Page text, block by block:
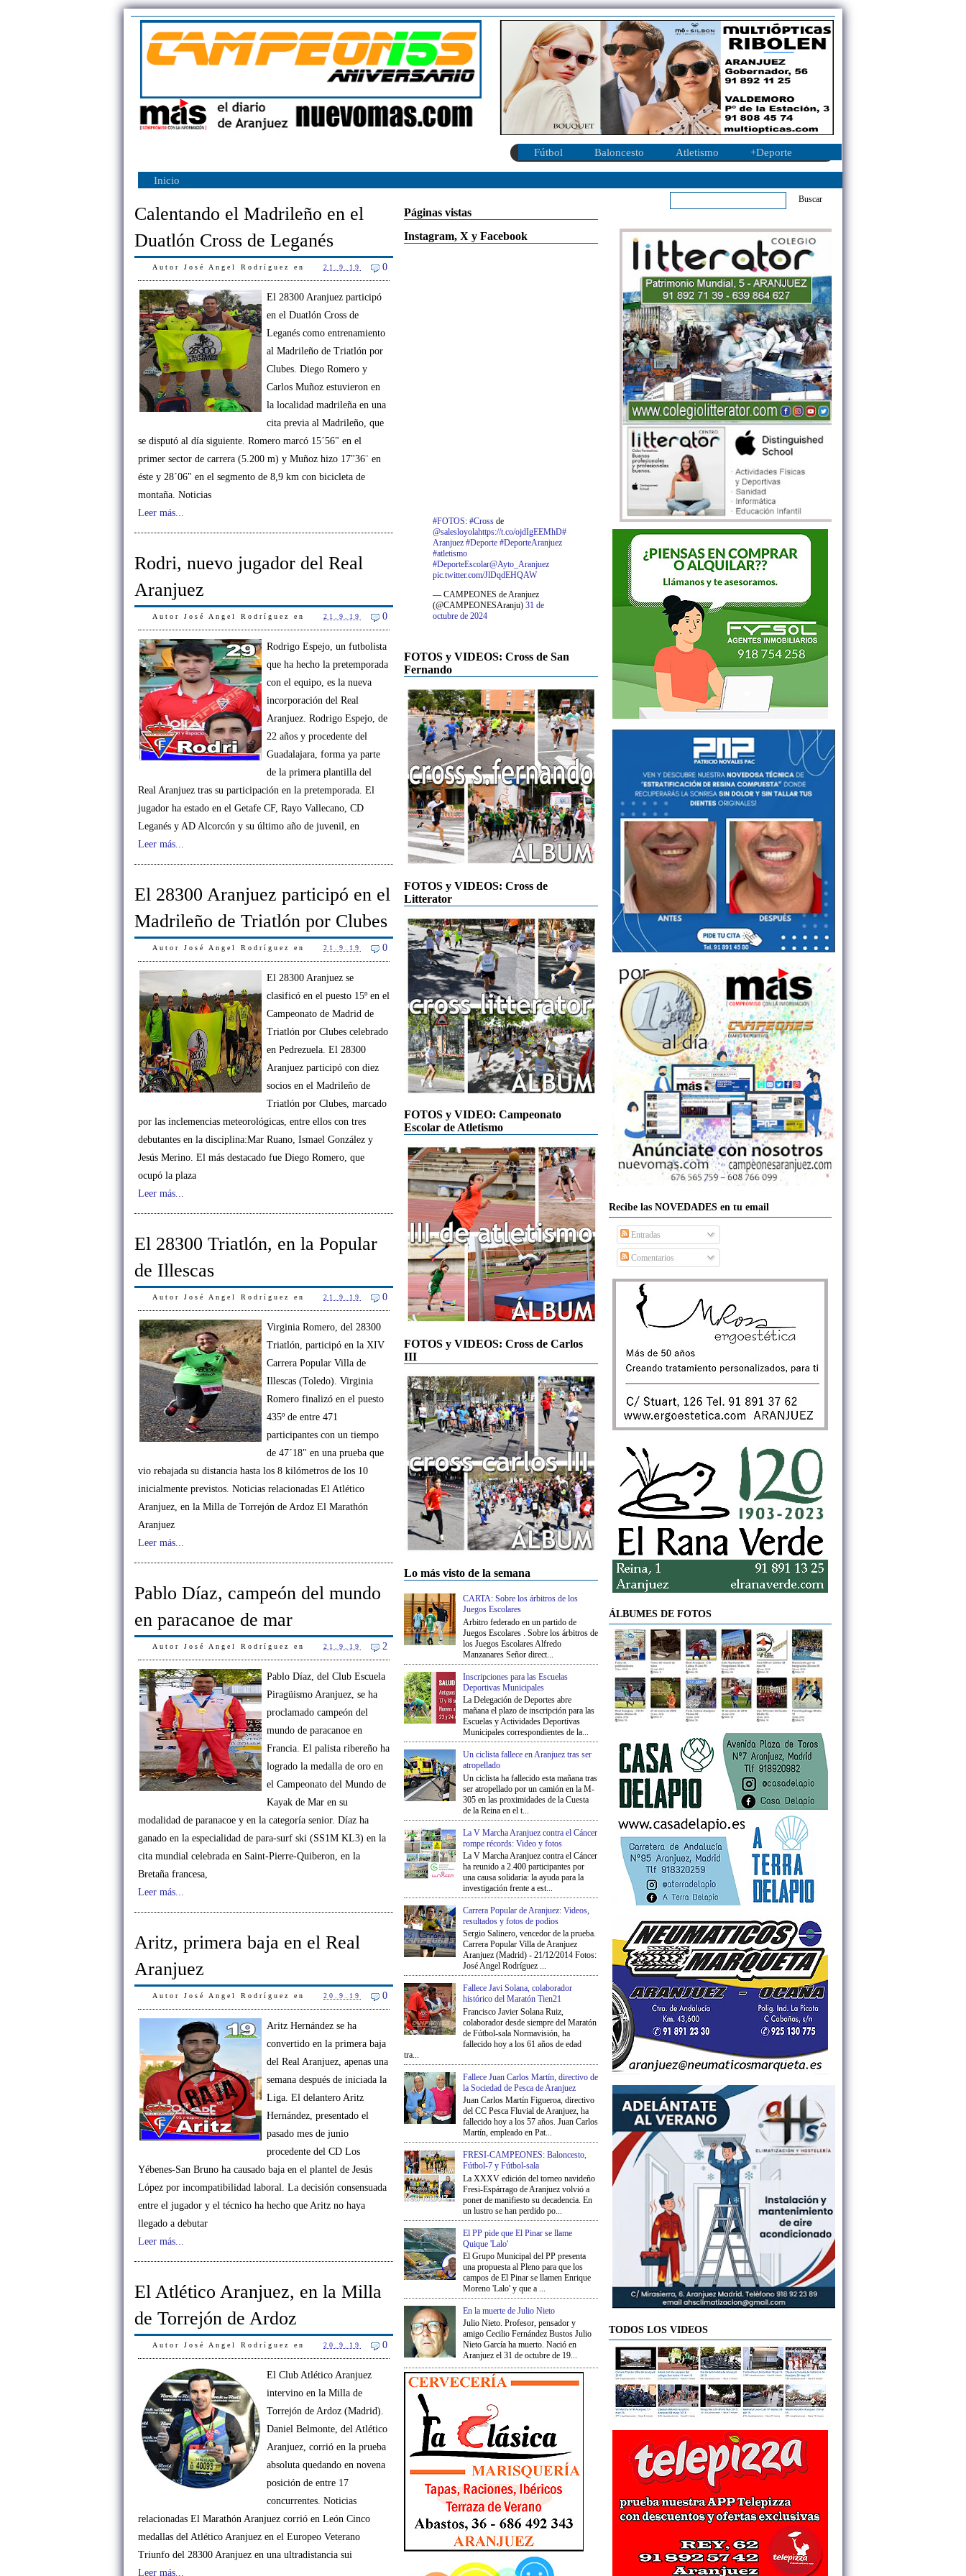
Fútbol Baloncesto Atletismo +Deporte
Inicio
Calentando el Madrileño en el
Duatlón Cross de Leganés
Autor José Angel Rodríguez en 21.9.19 0
El 28300 Aranjuez participó
en el Duatlón Cross de
Leganés como entrenamiento
al Madrileño de Triatlón por
Clubes. Diego Romero y
Carlos Muñoz estuvieron en
la localidad madrileña en una
cita previa al Madrileño, que
se disputó al día siguiente. Romero marcó 15´56" en el
primer sector de carrera (5.200 m) y Muñoz hizo 17"36¨ en
éste y 28´06" en el segmento de 8,9 km con bicicleta de
montaña. Noticias
Leer más...
Rodri, nuevo jugador del Real
Aranjuez
Autor José Angel Rodríguez en 21.9.19 0
Rodrigo Espejo, un futbolista
que ha hecho la pretemporada
con el equipo, es la nueva
incorporación del Real
Aranjuez. Rodrigo Espejo, de
22 años y procedente del
Guadalajara, forma ya parte
de la primera plantilla del
Real Aranjuez tras su participación en la pretemporada. El
jugador ha estado en el Getafe CF, Rayo Vallecano, CD
Leganés y AD Alcorcón y su último año de juvenil, en
Leer más...
El 28300 Aranjuez participó en el
Madrileño de Triatlón por Clubes
Autor José Angel Rodríguez en 21.9.19 0
El 28300 Aranjuez se
clasificó en el puesto 15º en el
Campeonato de Madrid de
Triatlón por Clubes celebrado
en Pedrezuela. El 28300
Aranjuez participó con diez
socios en el Madrileño de
Triatlón por Clubes, marcado
por las inclemencias meteorológicas, entre ellos con tres
debutantes en la disciplina:Mar Ruano, Ismael González y
Jesús Merino. El más destacado fue Diego Romero, que
ocupó la plaza
Leer más...
El 28300 Triatlón, en la Popular
de Illescas
Autor José Angel Rodríguez en 21.9.19 0
Virginia Romero, del 28300
Triatlón, participó en la XIV
Carrera Popular Villa de
Illescas (Toledo). Virginia
Romero finalizó en el puesto
435º de entre 471
participantes con un tiempo
de 47´18" en una prueba que
vio rebajada su distancia hasta los 8 kilómetros de los 10
inicialmente previstos. Noticias relacionadas El Atlético
Aranjuez, en la Milla de Torrejón de Ardoz El Marathón
Aranjuez
Leer más...
Pablo Díaz, campeón del mundo
en paracanoe de mar
Autor José Angel Rodríguez en 21.9.19 2
Pablo Díaz, del Club Escuela
Piragüismo Aranjuez, se ha
proclamado campeón del
mundo de paracanoe en
Francia. El palista ribereño ha
logrado la medalla de oro en
el Campeonato del Mundo de
Kayak de Mar en su
modalidad de paranacoe y en la categoría senior. Díaz ha
ganado en la especialidad de para-surf ski (SS1M KL3) en la
cita mundial celebrada en Saint-Pierre-Quiberon, en la
Bretaña francesa,
Leer más...
Aritz, primera baja en el Real
Aranjuez
Autor José Angel Rodríguez en 20.9.19 0
Aritz Hernández se ha
convertido en la primera baja
del Real Aranjuez, apenas una
semana después de iniciada la
Liga. El delantero Aritz
Hernández, presentado el
pasado mes de junio
procedente del CD Los
Yébenes-San Bruno ha causado baja en el plantel de Jesús
López por incompatibilidad laboral. La decisión consensuada
entre el jugador y el técnico ha hecho que Aritz no haya
llegado a debutar
Leer más...
El Atlético Aranjuez, en la Milla
de Torrejón de Ardoz
Autor José Angel Rodríguez en 20.9.19 0
El Club Atlético Aranjuez
intervino en la Milla de
Torrejón de Ardoz (Madrid).
Daniel Belmonte, del Atlético
Aranjuez, corrió en la prueba
absoluta quedando en novena
posición de entre 17
concurrentes. Noticias
relacionadas El Marathón Aranjuez corrió en León Cinco
medallas del Atlético Aranjuez en el Europeo Veterano
Triunfo del 28300 Aranjuez en una ultradistancia sui
Leer más...
Páginas vistas
Instagram, X y Facebook
#FOTOS: #Cross de
@salesloyolahttps://t.co/ojdIgEEMhD#
Aranjuez #Deporte #DeporteAranjuez
#atletismo
#DeporteEscolar@Ayto_Aranjuez
pic.twitter.com/JlDqdEHQAW
— CAMPEONES de Aranjuez
(@CAMPEONESAranju) 31 de
octubre de 2024
FOTOS y VIDEOS: Cross de San
Fernando
FOTOS y VIDEOS: Cross de
Litterator
FOTOS y VIDEO: Campeonato
Escolar de Atletismo
FOTOS y VIDEOS: Cross de Carlos
III
Lo más visto de la semana
CARTA: Sobre los árbitros de los
Juegos Escolares
Arbitro federado en un partido de
Juegos Escolares . Sobre los árbitros de
los Juegos Escolares Alfredo
Manzanares Señor direct...
Inscripciones para las Escuelas
Deportivas Municipales
La Delegación de Deportes abre
mañana el plazo de inscripción para las
Escuelas y Actividades Deportivas
Municipales correspondientes de la...
Un ciclista fallece en Aranjuez tras ser
atropellado
Un ciclista ha fallecido esta mañana tras
ser atropellado por un camión en la M-
305 en las proximidades de la Cuesta
de la Reina en el t...
La V Marcha Aranjuez contra el Cáncer
rompe récords: Video y fotos
La V Marcha Aranjuez contra el Cáncer
ha reunido a 2.400 participantes por
una causa solidaria: la ayuda para la
investigación frente a est...
Carrera Popular de Aranjuez: Videos,
resultados y fotos de podios
Sergio Salinero, vencedor de la prueba.
Carrera Popular Villa de Aranjuez
Aranjuez (Madrid) - 21/12/2014 Fotos:
José Angel Rodríguez ...
Fallece Javi Solana, colaborador
histórico del Maratón Tien21
Francisco Javier Solana Ruiz,
colaborador desde siempre del Maratón
de Fútbol-sala Normavisión, ha
fallecido hoy a los 61 años de edad
tra...
Fallece Juan Carlos Martín, directivo de
la Sociedad de Pesca de Aranjuez
Juan Carlos Martín Figueroa, directivo
del CC Pesca Fluvial de Aranjuez, ha
fallecido hoy a los 57 años. Juan Carlos
Martín, empleado en Pat...
FRESI-CAMPEONES: Baloncesto,
Fútbol-7 y Fútbol-sala
La XXXV edición del torneo navideño
Fresi-Espárrago de Aranjuez volvió a
poner de manifiesto su decadencia. En
un lustro se han perdido po...
El PP pide que El Pinar se llame
Quique 'Lalo'
El Grupo Municipal del PP presenta
una propuesta al Pleno para que los
campos de El Pinar se llamen Enrique
Moreno 'Lalo' y que a ...
En la muerte de Julio Nieto
Julio Nieto. Profesor, pensador y
amigo Cecilio Fernández Bustos Julio
Nieto García ha muerto. Nació en
Aranjuez el 31 de octubre de 19...
Recibe las NOVEDADES en tu email
Entradas
Comentarios
ÁLBUMES DE FOTOS
TODOS LOS VIDEOS